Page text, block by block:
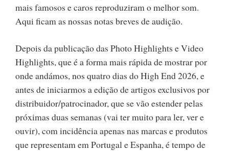
mais famosos e caros reproduziram o melhor som.
Aqui ficam as nossas notas breves de audição.
Depois da publicação das Photo Highlights e Video
Highlights, que é a forma mais rápida de mostrar por
onde andámos, nos quatro dias do High End 2026, e
antes de iniciarmos a edição de artigos exclusivos por
distribuidor/patrocinador, que se vão estender pelas
próximas duas semanas (vai ter muito para ler, ver e
ouvir), com incidência apenas nas marcas e produtos
que representam em Portugal e Espanha, é tempo de